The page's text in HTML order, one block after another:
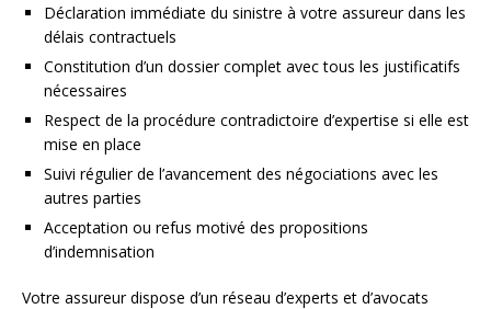
Déclaration immédiate du sinistre à votre assureur dans les
délais contractuels
Constitution d’un dossier complet avec tous les justificatifs
nécessaires
Respect de la procédure contradictoire d’expertise si elle est
mise en place
Suivi régulier de l’avancement des négociations avec les
autres parties
Acceptation ou refus motivé des propositions
d’indemnisation
Votre assureur dispose d’un réseau d’experts et d’avocats